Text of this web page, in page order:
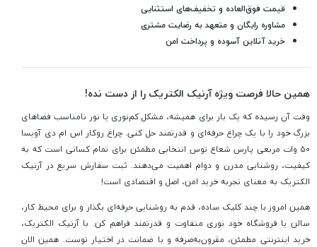
قیمت فوق‌العاده و تخفیف‌های استثنایی
مشاوره رایگان و متعهد به رضایت مشتری
خرید آنلاین آسوده و پرداخت امن
همین حالا فرصت ویژه آرنیک الکتریک را از دست نده!
وقت آن رسیده که یک بار برای همیشه، مشکل کم‌نوری یا نور نامناسب فضاهای
بزرگ خود را با یک چراغ حرفه‌ای و قدرتمند حل کنی. چراغ روکار اس ام دی آویسا
۵۰ وات مربعی پارس شعاع توس انتخابی مطمئن برای تمام کسانی است که به
کیفیت، روشنایی مدرن و دوام اهمیت می‌دهند. ثبت سفارش سریع در آرنیک
الکتریک به معنای تجربه خرید امن، اصل و اقتصادی است!
همین امروز با چند کلیک ساده، قدم به روشنایی حرفه‌ای بگذار و برای محیط کار،
سالن یا فروشگاه خود نوری متفاوت و قدرتمند فراهم کن. با آرنیک الکتریک،
خرید اینترنتی مطمئن، مقرون‌به‌صرفه و با ضمانت در اختیار توست. همین الان